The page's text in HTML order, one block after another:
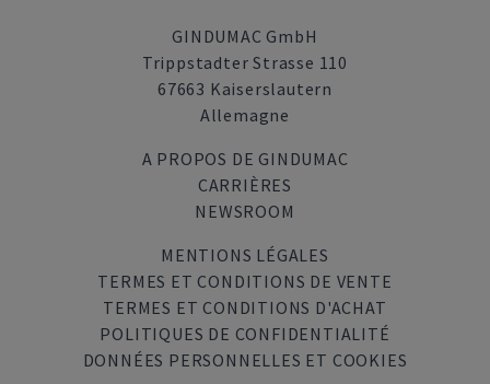
GINDUMAC GmbH
Trippstadter Strasse 110
67663 Kaiserslautern
Allemagne
A PROPOS DE GINDUMAC
CARRIÈRES
NEWSROOM
MENTIONS LÉGALES
TERMES ET CONDITIONS DE VENTE
TERMES ET CONDITIONS D'ACHAT
POLITIQUES DE CONFIDENTIALITÉ
DONNÉES PERSONNELLES ET COOKIES